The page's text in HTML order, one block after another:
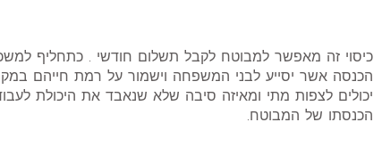
כיסוי זה מאפשר למבוטח לקבל תשלום חודשי . כתחליף
הכנסה אשר יסייע לבני המשפחה וישמור על רמת חייהם
יכולים לצפות מתי ומאיזה סיבה שלא שנאבד את היכולת
הכנסתו של המבוטח.